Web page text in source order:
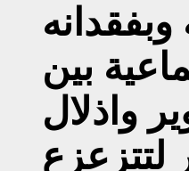
وبفقدانه
بين
واذلال
لتتزعزع